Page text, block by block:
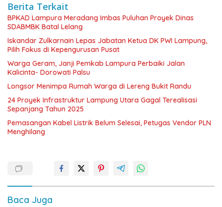
Berita Terkait
BPKAD Lampura Meradang Imbas Puluhan Proyek Dinas
SDABMBK Batal Lelang
Iskandar Zulkarnain Lepas Jabatan Ketua DK PWI Lampung,
Pilih Fokus di Kepengurusan Pusat
Warga Geram, Janji Pemkab Lampura Perbaiki Jalan
Kalicinta- Dorowati Palsu
Longsor Menimpa Rumah Warga di Lereng Bukit Randu
24 Proyek Infrastruktur Lampung Utara Gagal Terealisasi
Sepanjang Tahun 2025
Pemasangan Kabel Listrik Belum Selesai, Petugas Vendor PLN
Menghilang
Baca Juga